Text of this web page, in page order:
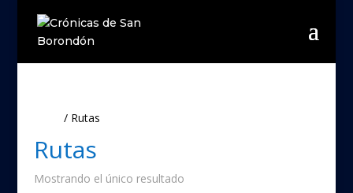
/ Rutas
Rutas
Mostrando el único resultado